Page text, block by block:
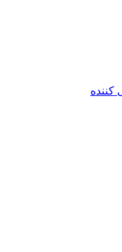
کننده